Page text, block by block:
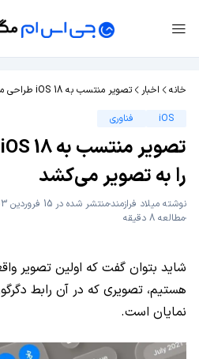
خانه اخبار
تصویر منتسب به iOS 18 طراحی متفاوت آن را به تصویر می‌کشد
iOS
فناوری
را به تصویر می‌کشد
نوشته میلاد فراز‌مندمنتشر شده در 15 فروردین 1403
مطالعه 8 دقیقه
هستیم، تصویری که در آن رابط
نمایان است.